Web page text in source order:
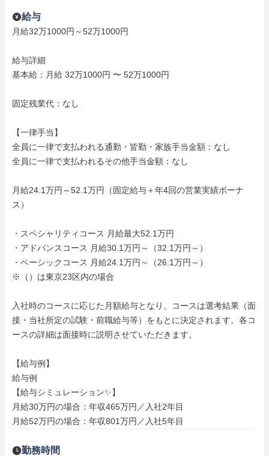
給与
月給32万1000円～52万1000円
給与詳細
基本給：月給 32万1000円 〜 52万1000円
固定残業代：なし
【一律手当】
全員に一律で支払われる通勤・皆勤・家族手当金額：なし
全員に一律で支払われるその他手当金額：なし
月給24.1万円～52.1万円（固定給与＋年4回の営業実績ボーナ
ス）
・スペシャリティコース 月給最大52.1万円
・アドバンスコース 月給30.1万円～（32.1万円～）
・ベーシックコース 月給24.1万円～（26.1万円～）
※（）は東京23区内の場合
入社時のコースに応じた月額給与となり、コースは選考結果（面
接・当社所定の試験・前職給与等）をもとに決定されます。各コ
ースの詳細は面接時に説明させていただきます。
【給与例】
給与例
【給与シミュレーション✨】
月給30万円の場合：年収465万円／入社2年目
月給52万円の場合：年収801万円／入社5年目
勤務時間